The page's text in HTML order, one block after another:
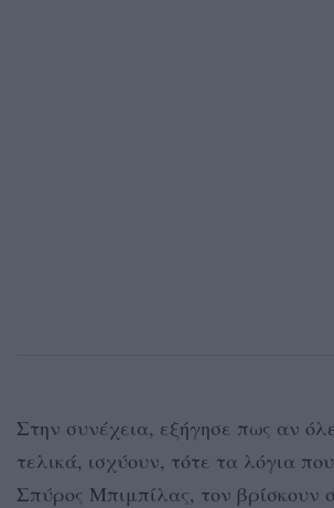
Στην συνέχεια, εξήγησε πως αν
τελικά, ισχύουν, τότε τα λόγια
Σπύρος Μπιμπίλας, τον βρίσκουν